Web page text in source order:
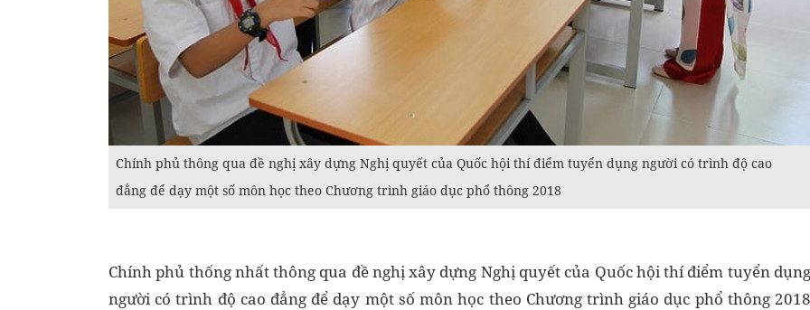
Chính phủ thông qua đề nghị xây dựng Nghị quyết của Quốc hội thí điểm tuyển dụng người có trình độ cao
đẳng để dạy một số môn học theo Chương trình giáo dục phổ thông 2018
Chính phủ thống nhất thông qua đề nghị xây dựng Nghị quyết của Quốc hội thí điểm tuyển dụng
người có trình độ cao đẳng để dạy một số môn học theo Chương trình giáo dục phổ thông 2018